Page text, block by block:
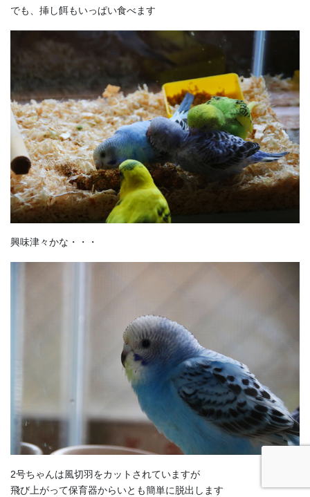
でも、挿し餌もいっぱい食べます
興味津々かな・・・
2号ちゃんは風切羽をカットされていますが
飛び上がって保育器からいとも簡単に脱出します